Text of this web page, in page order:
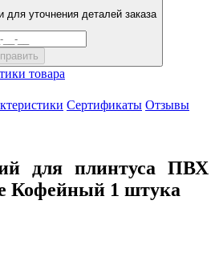
уточнения деталей заказа
товара
Сертификаты Отзывы
для плинтуса ПВХ
Кофейный 1 штука